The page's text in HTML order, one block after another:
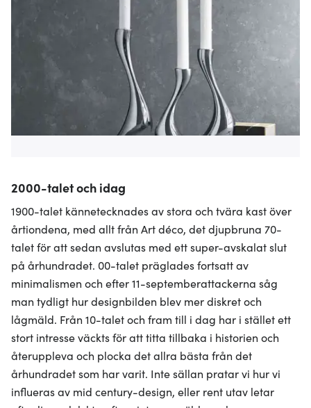
2000-talet och idag
1900-talet kännetecknades av stora och tvära kast över
årtiondena, med allt från Art déco, det djupbruna 70-
talet för att sedan avslutas med ett super-avskalat slut
på århundradet. 00-talet präglades fortsatt av
minimalismen och efter 11-septemberattackerna såg
man tydligt hur designbilden blev mer diskret och
lågmäld. Från 10-talet och fram till i dag har i stället ett
stort intresse väckts för att titta tillbaka i historien och
återuppleva och plocka det allra bästa från det
århundradet som har varit. Inte sällan pratar vi hur vi
influeras av mid century-design, eller rent utav letar